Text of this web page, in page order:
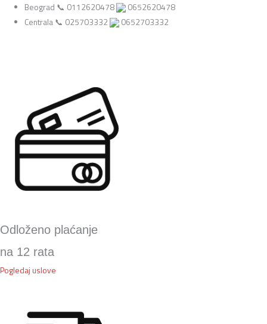
Beograd 📞 0112620478
0652620478
Centrala 📞 025703332
0652703332
Odloženo plaćanje
na 12 rata
Pogledaj uslove